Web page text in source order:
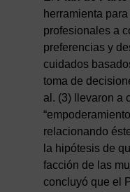
herramienta
profesionales a
preferencias y
cuidados
toma de
al. (3) llevaron a
relacionando
la hipótesis de
facción de las
concluyó que el